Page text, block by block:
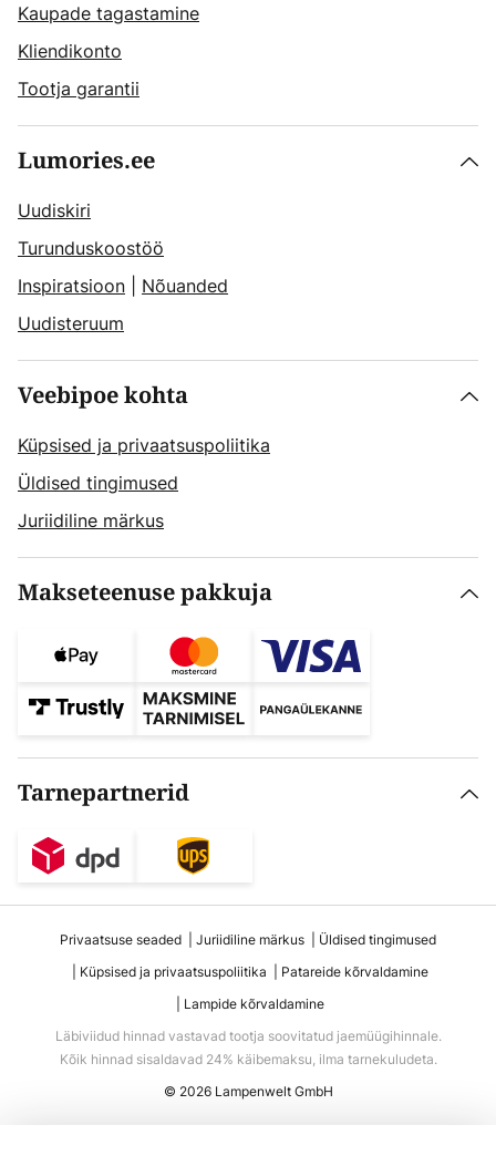
Kaupade tagastamine
Kliendikonto
Tootja garantii
Lumories.ee
Uudiskiri
Turunduskoostöö
Inspiratsioon
Nõuanded
Uudisteruum
Veebipoe kohta
Küpsised ja privaatsuspoliitika
Üldised tingimused
Juriidiline märkus
Makseteenuse pakkuja
Tarnepartnerid
Privaatsuse seaded Juriidiline märkus
Üldised tingimused
Küpsised ja privaatsuspoliitika
Patareide kõrvaldamine
Lampide kõrvaldamine
Läbiviidud hinnad vastavad tootja soovitatud jaemüügihinnale.
Kõik hinnad sisaldavad 24% käibemaksu, ilma tarnekuludeta.
© 2026 Lampenwelt GmbH